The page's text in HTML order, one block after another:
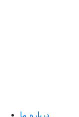
درباره ما